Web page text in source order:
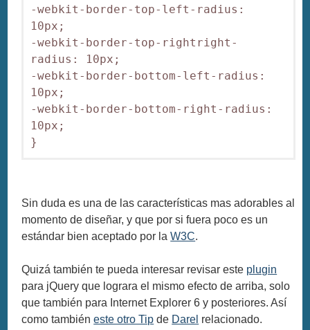
-webkit-border-top-left-radius:
10px;
-webkit-border-top-rightright-
radius: 10px;
-webkit-border-bottom-left-radius:
10px;
-webkit-border-bottom-right-radius:
10px;
}
Sin duda es una de las características mas adorables al
momento de diseñar, y que por si fuera poco es un
estándar bien aceptado por laW3C.
Quizá también te pueda interesar revisar este plugin
para jQuery que lograra el mismo efecto de arriba, solo
que también para Internet Explorer 6 y posteriores. Así
como tambiéneste otro Tip de Darel relacionado.